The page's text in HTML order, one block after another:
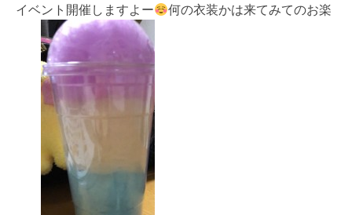
イベント開催しますよー
何の衣装かは来てみてのお楽